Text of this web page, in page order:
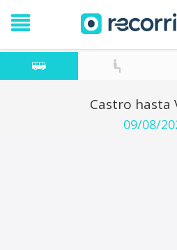
Castro hasta
09/08/